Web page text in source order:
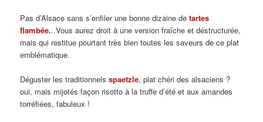
Pas d’Alsace sans s’enfiler une bonne dizaine de tartes
flambée...Vous aurez droit à une version fraîche et déstructurée,
mais qui restitue pourtant très bien toutes les saveurs de ce plat
emblématique.
Déguster les traditionnelsspaetzle, plat chéri des alsaciens ?
oui, mais mijotés façon risotto à la truffe d’été et aux amandes
torréfiées, fabuleux !